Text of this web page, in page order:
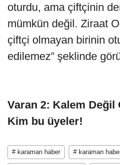
oturdu, ama çiftçinin
mümkün değil. Ziraat
çiftçi olmayan birinin
edilemez” şeklinde
Varan 2: Kalem Değil
Kim bu üyeler!
# karaman haber # karaman